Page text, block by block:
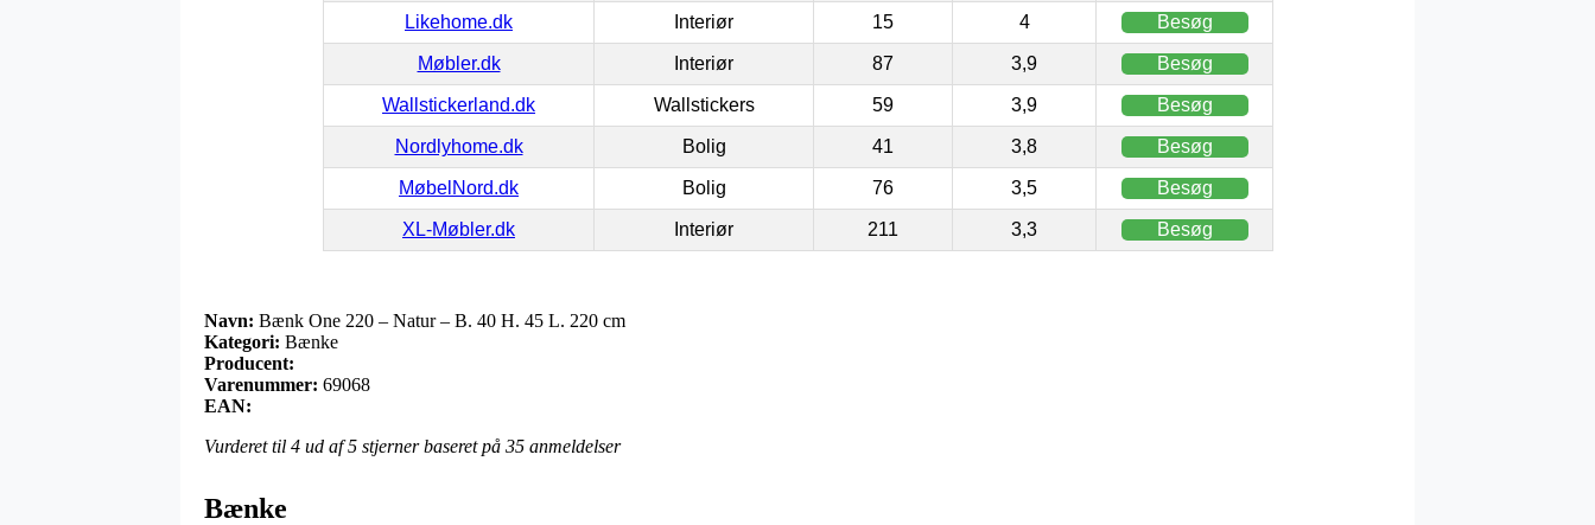
Likehome.dk Interiør 15 4 Besøg
Møbler.dk Interiør 87 3,9 Besøg
Wallstickerland.dk Wallstickers 59 3,9 Besøg
Nordlyhome.dk Bolig 41 3,8 Besøg
MøbelNord.dk Bolig 76 3,5 Besøg
XL-Møbler.dk Interiør 211 3,3 Besøg
Navn: Bænk One 220 – Natur – B. 40 H. 45 L. 220 cm
Kategori: Bænke
Producent:
Varenummer: 69068
EAN:
Vurderet til 4 ud af 5 stjerner baseret på 35 anmeldelser
Bænke